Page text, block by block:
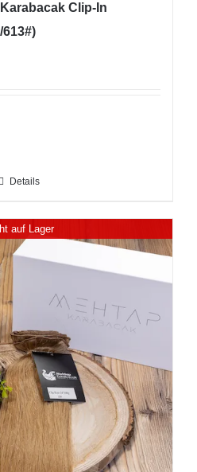
Clip-In
Details
auf Lager